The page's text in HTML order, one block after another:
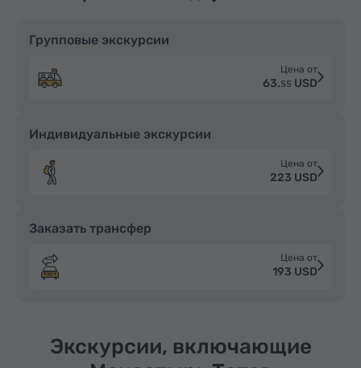
Групповые экскурсии
Цена от
63.55 USD
Индивидуальные экскурсии
Цена от
223 USD
Заказать трансфер
Цена от
193 USD
Экскурсии, включающие